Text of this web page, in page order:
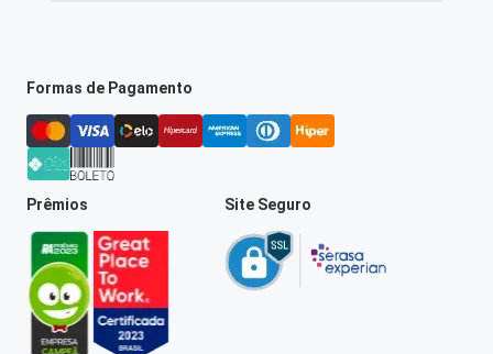
Formas de Pagamento
Prêmios Site Seguro